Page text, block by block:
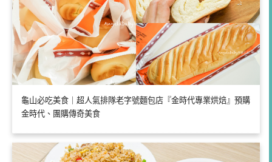
龜山必吃美食｜超人氣排隊老字號麵包店『金時代專業烘焙』預購
金時代、團購傳奇美食